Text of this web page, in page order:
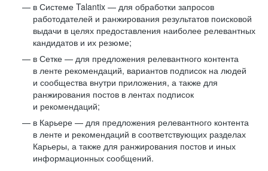
в Системе Talantix — для обработки запросов
работодателей и ранжирования результатов поисковой
выдачи в целях предоставления наиболее релевантных
кандидатов и их резюме;
в Сетке — для предложения релевантного контента
в ленте рекомендаций, вариантов подписок на людей
и сообщества внутри приложения, а также для
ранжирования постов в лентах подписок
и рекомендаций;
в Карьере — для предложения релевантного контента
в ленте и рекомендаций в соответствующих разделах
Карьеры, а также для ранжирования постов и иных
информационных сообщений.